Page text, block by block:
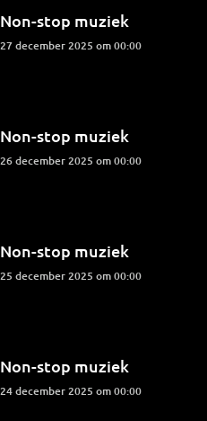
Non-stop muziek
27 december 2025 om 00:00
Non-stop muziek
26 december 2025 om 00:00
Non-stop muziek
25 december 2025 om 00:00
Non-stop muziek
24 december 2025 om 00:00